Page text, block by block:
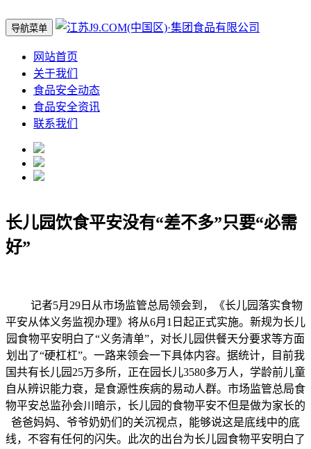
导航菜单
网站首页
关于我们
食品安全动态
食品安全资讯
联系我们
长儿园饮食平安没有“差不多”只要“必需
好”
记者5月29日从市场监管总局领会到，《长儿园落实食物
平安从体义务监视办理》将从6月1日起正式实施。新规为长儿
园食物平安明白了“义务清单”，对长儿园供餐天分要求等方面
划出了“硬杠杠”。一路来领会一下具体内容。据统计，目前我
国共有长儿园25万多所，正在园长儿3580多万人，学龄前儿童
自从辨识能力衰，是食源性疾病的易动人群。市场监管总局食
物平安总监孙会川暗示，长儿园的食物平安不但是做为家长的
爸爸妈妈、爷爷奶奶们的关沉视点，能够说这是底线中的底
线，不容有任何的闪失。此次的出台为长儿园食物平安明白了